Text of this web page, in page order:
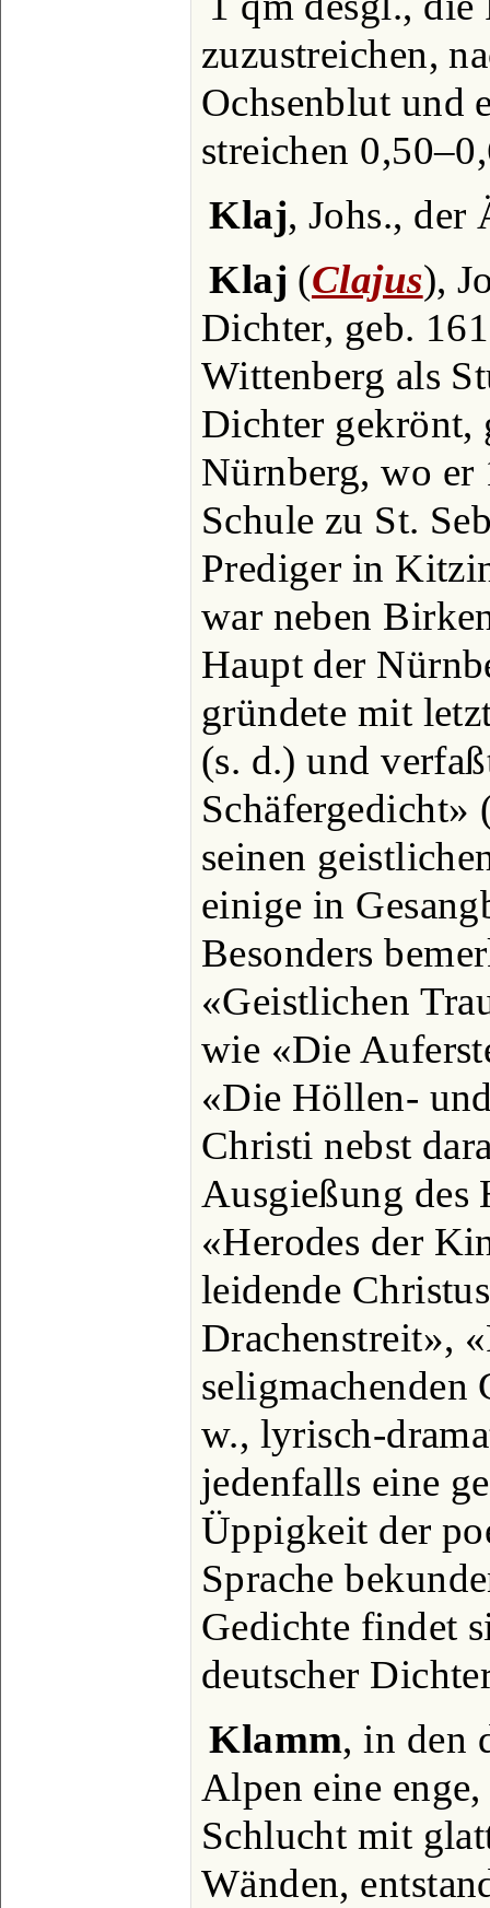
zuzustreichen,
Ochsenblut und
streichen
Klaj, Johs., der
Klaj (Clajus),
Dichter, geb.
Wittenberg als
Dichter gekrönt,
Nürnberg, wo er
Schule zu St.
Prediger in
war neben
Haupt der
gründete mit
(s. d.) und
seinen
einige in
Besonders
«Geistlichen
wie «Die
«Die Höllen-
Christi nebst
Ausgießung des
«Herodes der
leidende
Drachenstreit»,
seligmachenden
w., lyrisch-
jedenfalls eine
Üppigkeit der
Sprache
Gedichte findet
deutscher
Klamm, in den
Alpen eine
Schlucht mit
Wänden,